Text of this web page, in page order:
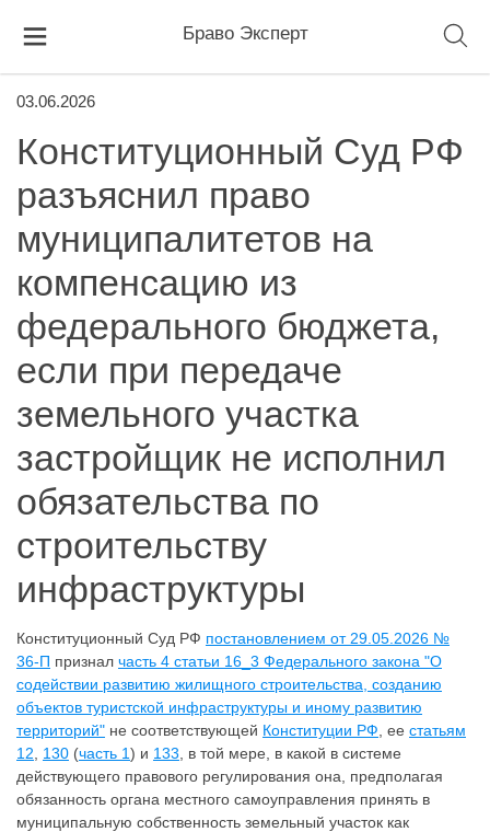
Браво Эксперт
03.06.2026
Конституционный Суд РФ
разъяснил право
муниципалитетов на
компенсацию из
федерального бюджета,
если при передаче
земельного участка
застройщик не исполнил
обязательства по
строительству
инфраструктуры
Конституционный Суд РФ постановлением от 29.05.2026 №
36-П признал часть 4 статьи 16_3 Федерального закона "О
содействии развитию жилищного строительства, созданию
объектов туристской инфраструктуры и иному развитию
территорий" не соответствующей Конституции РФ , ее статьям
12
130 (часть 1) и 133 , в той мере, в какой в системе
действующего правового регулирования она, предполагая
обязанность органа местного самоуправления принять в
муниципальную собственность земельный участок как